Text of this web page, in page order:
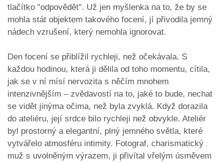
tlačítko "odpovědět". Už jen myšlenka na to, že by se
mohla stát objektem takového focení, jí přivodila jemný
nádech vzrušení, který nemohla ignorovat.
Den focení se přiblížil rychleji, než očekávala. S
každou hodinou, která ji dělila od toho momentu, cítila,
jak se v ní mísí nervozita s něčím mnohem
intenzivnějším – zvědavostí na to, jaké to bude, nechat
se vidět jinýma očima, než byla zvyklá. Když dorazila
do ateliéru, její srdce bilo rychleji než obvykle. Ateliér
byl prostorný a elegantní, plný jemného světla, které
vytvářelo atmosféru intimity. Fotograf, charismatický
muž s uvolněným výrazem, ji přivítal vřelým úsměvem